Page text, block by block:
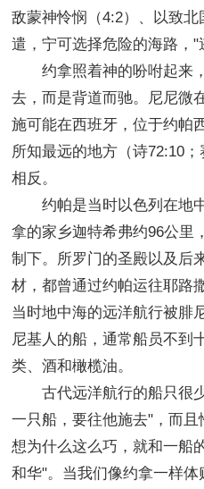
敌蒙神怜悯（4:2）、以致
遣，宁可选择危险的海路，"
约拿照着神的吩咐起来
去，而是背道而驰。尼尼微
施可能在西班牙，位于约帕
所知最远的地方（诗72:10
相反。
约帕是当时以色列在地
拿的家乡迦特希弗约96公里
制下。所罗门的圣殿以及后
材，都曾通过约帕运往耶路
当时地中海的远洋航行被腓
尼基人的船，通常船员不到
类、酒和橄榄油。
古代远洋航行的船只很
一只船，要往他施去"，而
想为什么这么巧，就和一船
和华"。当我们像约拿一样